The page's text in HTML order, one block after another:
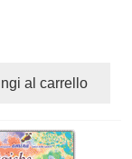
al carrello